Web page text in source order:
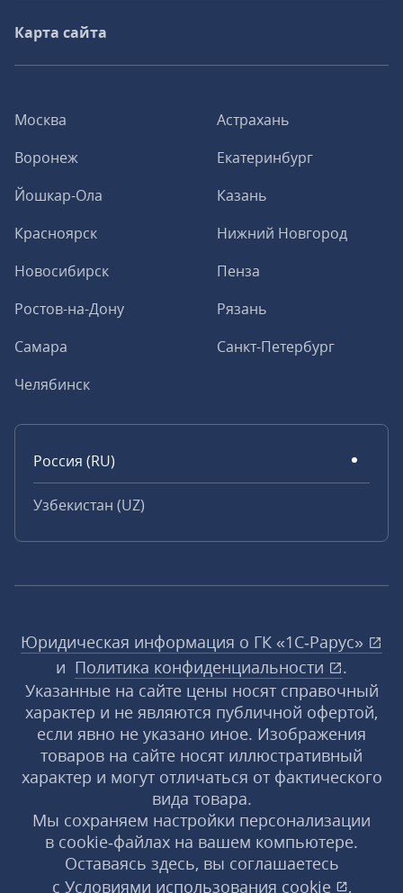
Москва
Астрахань
Воронеж
Екатеринбург
Йошкар-Ола
Казань
Красноярск
Нижний Новгород
Новосибирск
Пенза
Ростов-на-Дону
Рязань
Самара
Санкт-Петербург
Челябинск
Россия (RU)
Узбекистан (UZ)
Карта сайта
Юридическая информация о ГК «1С‑Рарус»
и Политика конфиденциальности
.
Указанные на сайте цены носят справочный
характер и не являются публичной офертой,
если явно не указано иное. Изображения
товаров на сайте носят иллюстративный
характер и могут отличаться от фактического
вида товара.
Мы сохраняем настройки персонализации
в cookie‑файлах на вашем компьютере.
Оставаясь здесь, вы соглашаетесь
с Условиями использования cookie ,